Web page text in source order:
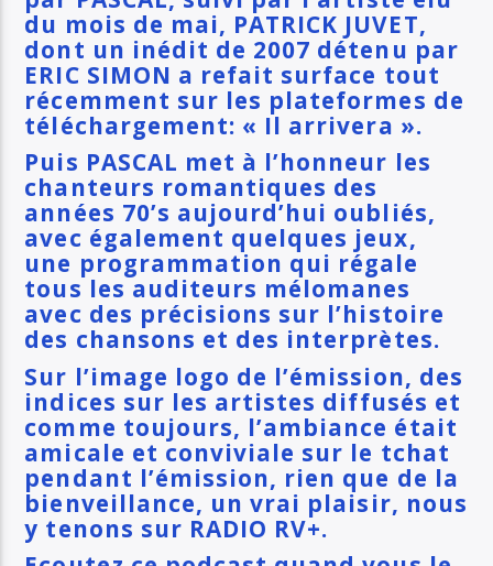
du mois de mai, PATRICK JUVET,
dont un inédit de 2007 détenu par
ERIC SIMON a refait surface tout
récemment sur les plateformes de
téléchargement: « Il arrivera ».
Puis PASCAL met à l’honneur les
chanteurs romantiques des
années 70’s aujourd’hui oubliés,
avec également quelques jeux,
une programmation qui régale
tous les auditeurs mélomanes
avec des précisions sur l’histoire
des chansons et des interprètes.
Sur l’image logo de l’émission, des
indices sur les artistes diffusés et
comme toujours, l’ambiance était
amicale et conviviale sur le tchat
pendant l’émission, rien que de la
bienveillance, un vrai plaisir, nous
y tenons sur RADIO RV+.